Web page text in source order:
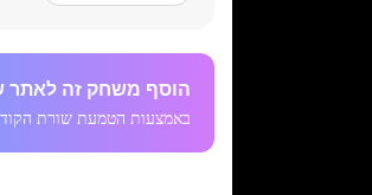
הוסף משחק זה לאתר
באמצעות הטמעת שורת